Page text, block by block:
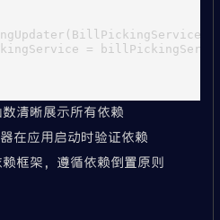
=
清晰展示所有依赖
在应用启动时验证依赖
框架，遵循依赖倒置原则